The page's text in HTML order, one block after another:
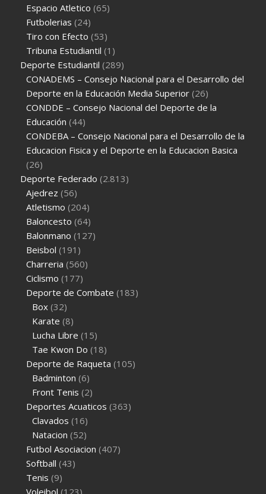
Espacio Atletico (65)
Futbolerias (24)
Tiro con Efecto (53)
Tribuna Estudiantil (1)
Deporte Estudiantil (289)
CONADEMS – Consejo Nacional para el Desarrollo del
Deporte en la Educación Media Superior (26)
CONDDE – Consejo Nacional del Deporte de la
Educación (44)
CONDEBA – Consejo Nacional para el Desarrollo de la
Educacion Fisica y el Deporte en la Educacion Basica
(26)
Deporte Federado (2.813)
Ajedrez (56)
Atletismo (204)
Baloncesto (64)
Balonmano (127)
Beisbol (191)
Charreria (560)
Ciclismo (177)
Deporte de Combate (183)
Box (32)
Karate (8)
Lucha Libre (15)
Tae Kwon Do (18)
Deporte de Raqueta (105)
Badminton (6)
Front Tenis (2)
Deportes Acuaticos (363)
Clavados (16)
Natacion (52)
Futbol Asociacion (407)
Softball (43)
Tenis (9)
Voleibol (123)